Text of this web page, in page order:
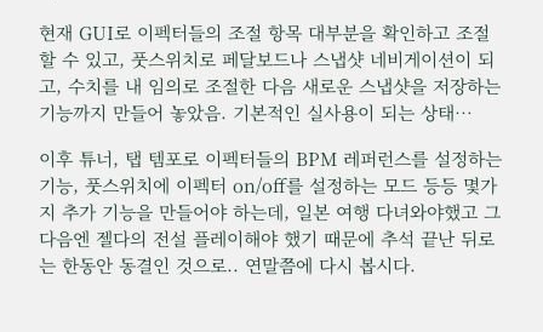
현재 GUI로 이펙터들의 조절 항목 대부분을 확인하고 조절
할 수 있고, 풋스위치로 페달보드나 스냅샷 네비게이션이 되
고, 수치를 내 임의로 조절한 다음 새로운 스냅샷을 저장하는
기능까지 만들어 놓았음. 기본적인 실사용이 되는 상태…
이후 튜너, 탭 템포로 이펙터들의 BPM 레퍼런스를 설정하는
기능, 풋스위치에 이펙터 on/off를 설정하는 모드 등등 몇가
지 추가 기능을 만들어야 하는데, 일본 여행 다녀와야했고 그
다음엔 젤다의 전설 플레이해야 했기 때문에 추석 끝난 뒤로
는 한동안 동결인 것으로.. 연말쯤에 다시 봅시다.